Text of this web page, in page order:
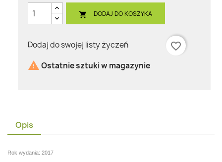
 DODAJ DO KOSZYKA
Dodaj do swojej listy życzeń
favorite_border
 Ostatnie sztuki w magazynie
Opis
Rok wydania: 2017